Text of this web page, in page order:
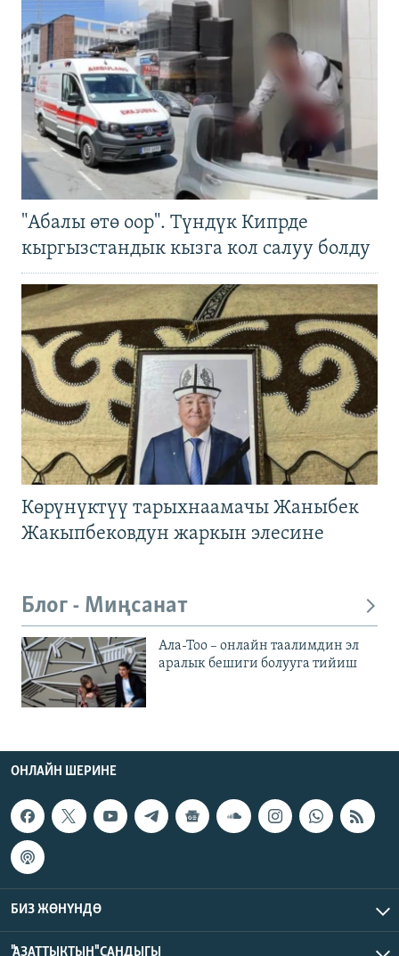
"Абалы өтө оор". Түндүк Кипрде
кыргызстандык кызга кол салуу болду
Көрүнүктүү тарыхнаамачы Жаныбек
Жакыпбековдун жаркын элесине
Блог - Миңсанат
Ала-Тоо – онлайн таалимдин эл
аралык бешиги болууга тийиш
ОНЛАЙН ШЕРИНЕ
БИЗ ЖӨНҮНДӨ
"АЗАТТЫКТЫН" САНДЫГЫ